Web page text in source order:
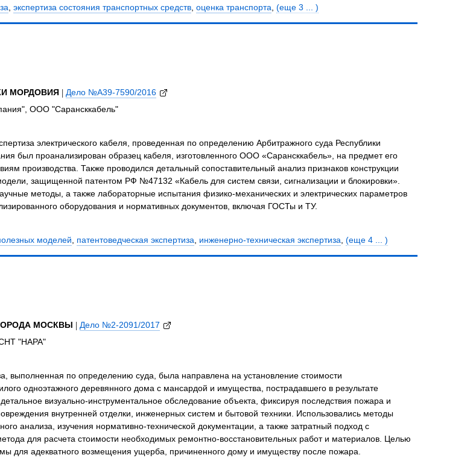
, экспертиза состояния транспортных средств, оценка транспорта, (еще 3 ... )
МОРДОВИЯ | Дело №А39-7590/2016
ООО "Сарансккабель"
электрического кабеля, проведенная по определению Арбитражного суда Республики
был проанализирован образец кабеля, изготовленного ООО «Сарансккабель», на предмет его
производства. Также проводился детальный сопоставительный анализ признаков конструкции
защищенной патентом РФ №47132 «Кабель для систем связи, сигнализации и блокировки».
методы, а также лабораторные испытания физико-механических и электрических параметров
оборудования и нормативных документов, включая ГОСТы и ТУ.
моделей, патентоведческая экспертиза, инженерно-техническая экспертиза, (еще 4 ... )
МОСКВЫ | Дело №2-2091/2017
"НАРА"
выполненная по определению суда, была направлена на установление стоимости
одноэтажного деревянного дома с мансардой и имущества, пострадавшего в результате
визуально-инструментальное обследование объекта, фиксируя последствия пожара и
внутренней отделки, инженерных систем и бытовой техники. Использовались методы
анализа, изучения нормативно-технической документации, а также затратный подход с
для расчета стоимости необходимых ремонтно-восстановительных работ и материалов. Целью
для адекватного возмещения ущерба, причиненного дому и имуществу после пожара.